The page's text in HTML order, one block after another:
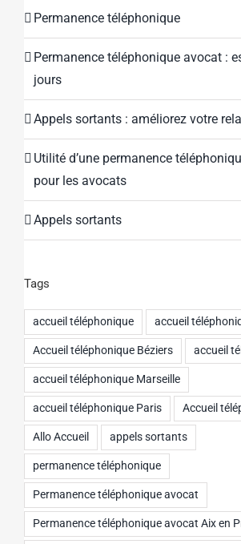
Permanence téléphonique
Permanence téléphonique avocat :
jours
Appels sortants : améliorez votre
Utilité d’une permanence
pour les avocats
Appels sortants
Tags
accueil téléphonique accueil
Accueil téléphonique Béziers accueil
accueil téléphonique Marseille
accueil téléphonique Paris Accueil
Allo Accueil appels sortants
permanence téléphonique
Permanence téléphonique avocat
Permanence téléphonique avocat Aix en